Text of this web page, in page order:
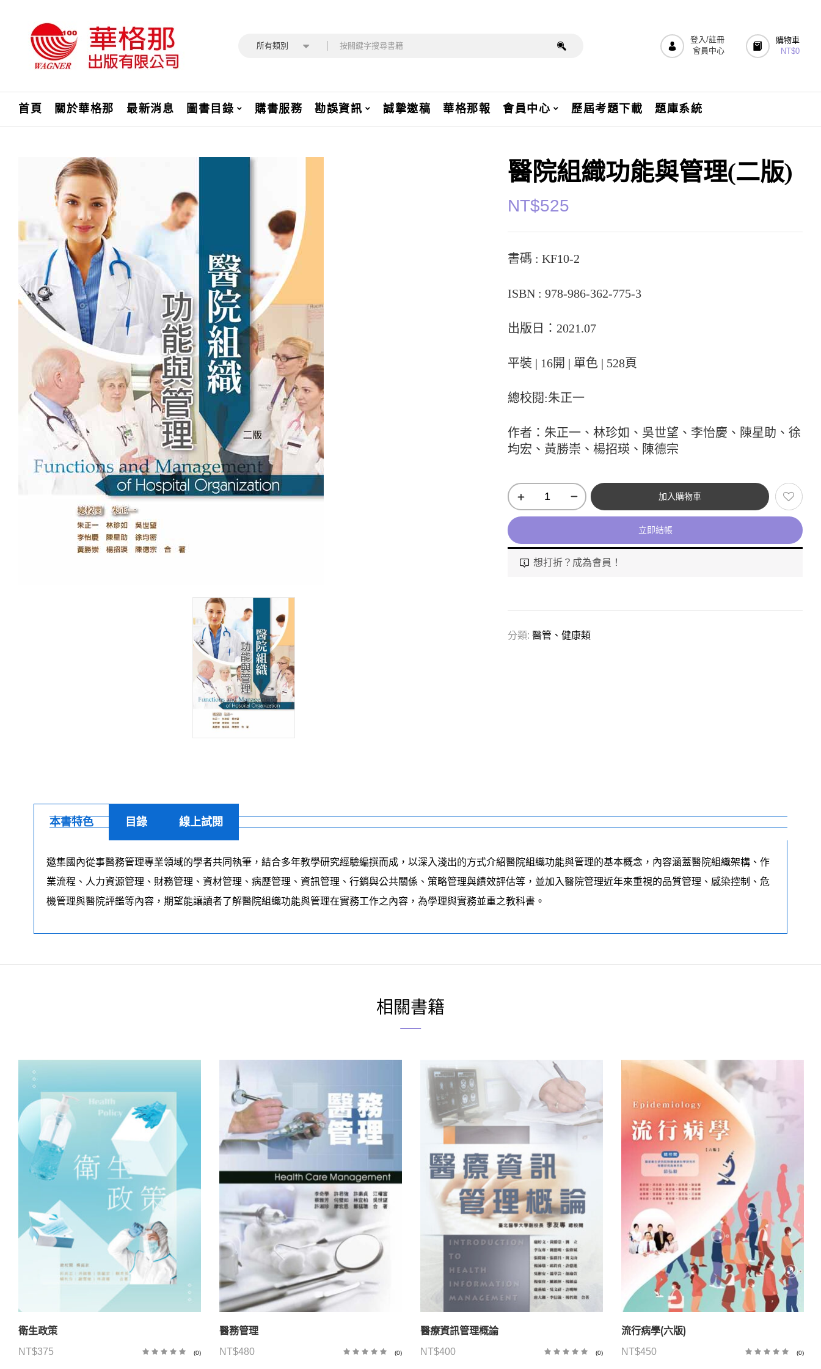
所有類別
登入/註冊
會員中心
購物車
NT$0
首頁 關於華格那 最新消息 圖書目錄 購書服務 勘誤資訊 誠摯邀稿 華格那報 會員中心 歷屆考題下載 題庫系統
醫院組織功能與管理(二版)
NT$525
書碼 : KF10-2
ISBN : 978-986-362-775-3
出版日：2021.07
平裝 | 16開 | 單色 | 528頁
總校閱:朱正一
作者：朱正一、林珍如、吳世望、李怡慶、陳星助、徐
均宏、黃勝崇、楊招瑛、陳德宗
加入購物車
立即結帳
想打折？成為會員！
分類:醫管、健康類
本書特色 目錄 線上試閱
邀集國內從事醫務管理專業領域的學者共同執筆，結合多年教學研究經驗編撰而成，以深入淺出的方式介紹醫院組織功能與管理的基本概念，內容涵蓋醫院組織架構、作
業流程、人力資源管理、財務管理、資材管理、病歷管理、資訊管理、行銷與公共關係、策略管理與績效評估等，並加入醫院管理近年來重視的品質管理、感染控制、危
機管理與醫院評鑑等內容，期望能讓讀者了解醫院組織功能與管理在實務工作之內容，為學理與實務並重之教科書。
相關書籍
衛生政策
NT$375 (0)
醫務管理
NT$480 (0)
醫療資訊管理概論
NT$400 (0)
流行病學(六版)
NT$450 (0)